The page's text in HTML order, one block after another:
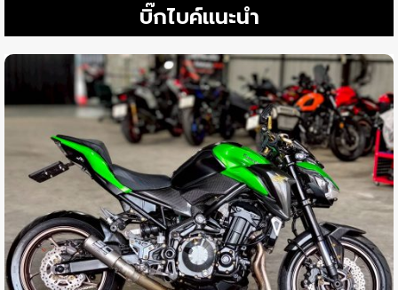
บิ๊กไบค์แนะนำ